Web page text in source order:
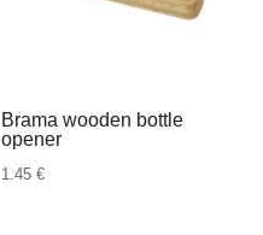
Brama wooden bottle
opener
1.45€